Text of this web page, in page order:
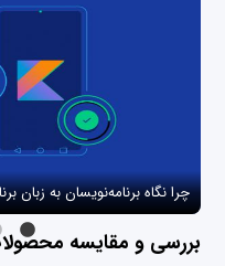
چرا نگاه برنامه‌نویسان به
بررسی و مقایسه